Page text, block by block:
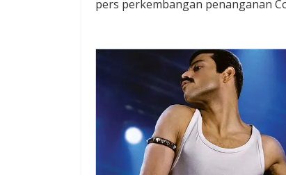
pers perkembangan penanganan